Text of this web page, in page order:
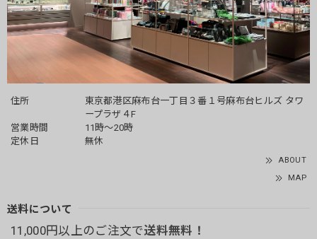
住所
東京都港区麻布台一丁目３番１号麻布台ヒルズ タワ
ープラザ４F
営業時間
11時～20時
定休日
無休
ABOUT
MAP
送料について
11,000円以上のご注文で送料無料！